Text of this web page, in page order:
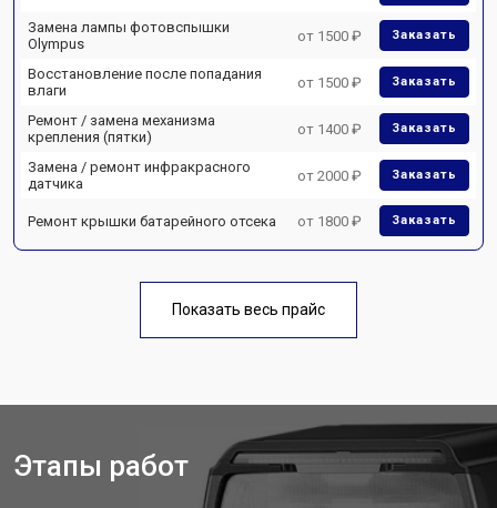
Замена лампы фотовспышки
Olympus
от 1500 ₽ Заказать
Восстановление после попадания
влаги
от 1500 ₽ Заказать
Ремонт / замена механизма
крепления (пятки)
от 1400 ₽ Заказать
Замена / ремонт инфракрасного
датчика
от 2000 ₽ Заказать
Ремонт крышки батарейного отсека от 1800 ₽ Заказать
Показать весь прайс
Этапы работ